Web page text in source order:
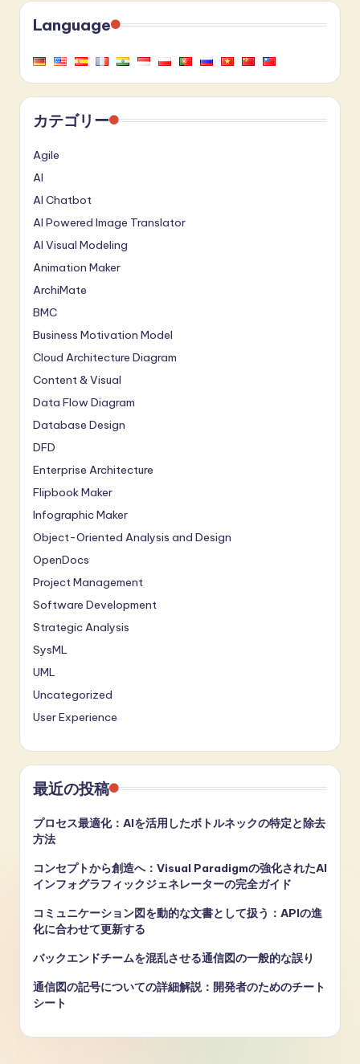
Language
カテゴリー
Agile
AI
AI Chatbot
AI Powered Image Translator
AI Visual Modeling
Animation Maker
ArchiMate
BMC
Business Motivation Model
Cloud Architecture Diagram
Content & Visual
Data Flow Diagram
Database Design
DFD
Enterprise Architecture
Flipbook Maker
Infographic Maker
Object-Oriented Analysis and Design
OpenDocs
Project Management
Software Development
Strategic Analysis
SysML
UML
Uncategorized
User Experience
最近の投稿
プロセス最適化：AIを活用したボトルネックの特定と除去
方法
コンセプトから創造へ：Visual Paradigmの強化されたAI
インフォグラフィックジェネレーターの完全ガイド
コミュニケーション図を動的な文書として扱う：APIの進
化に合わせて更新する
バックエンドチームを混乱させる通信図の一般的な誤り
通信図の記号についての詳細解説：開発者のためのチート
シート